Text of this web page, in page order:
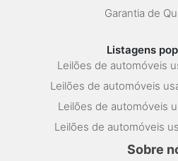
Garantia de
Listagens
Leilões de automóveis
Leilões de automóveis
Leilões de automóveis
Leilões de automóveis
Sobre